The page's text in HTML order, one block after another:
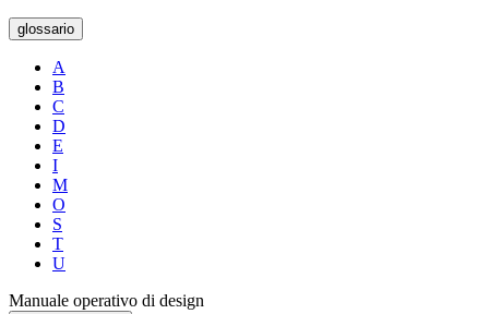
glossario
A
B
C
D
E
I
M
O
S
T
U
Manuale operativo di design